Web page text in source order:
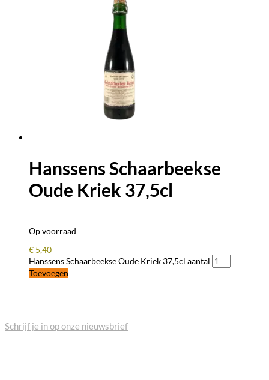
Hanssens Schaarbeekse
Oude Kriek 37,5cl
Op voorraad
€ 5,40
Hanssens Schaarbeekse Oude Kriek 37,5cl aantal
Toevoegen
Schrijf je in op onze nieuwsbrief